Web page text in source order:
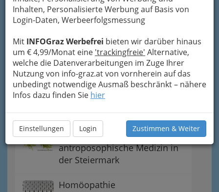
Inhalten, Personalisierte Werbung auf Basis von
Login-Daten, Werbeerfolgsmessung
Mit INFOGraz Werbefrei bieten wir darüber hinaus
um € 4,99/Monat eine 'trackingfreie' Alternative,
welche die Datenverarbeitungen im Zuge Ihrer
Nutzung von info-graz.at von vornherein auf das
unbedingt notwendige Ausmaß beschränkt – nähere
Infos dazu finden Sie hier
Einstellungen Login Zustimmen & Weiter
Medizin - Spezialgebiete &
Alternatives
Alternativtherapie
Akupunktur und Varianten in
der Schmerztherapie
Anthroposophische /
antroposophische Medizin in
der Steiermark
Homöopathie